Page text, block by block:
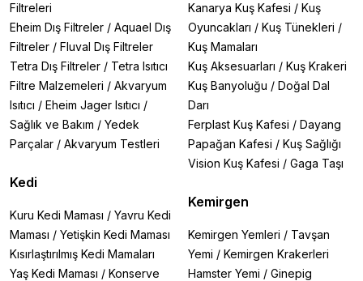
Filtreleri
Eheim Dış Filtreler / Aquael Dış
Filtreler / Fluval Dış Filtreler
Tetra Dış Filtreler / Tetra Isıtıcı
Filtre Malzemeleri / Akvaryum
Isıtıcı / Eheim Jager Isıtıcı /
Sağlık ve Bakım / Yedek
Parçalar / Akvaryum Testleri
Kedi
Kuru Kedi Maması / Yavru Kedi
Maması / Yetişkin Kedi Maması
Kısırlaştırılmış Kedi Mamaları
Yaş Kedi Maması / Konserve
Kanarya Kuş Kafesi / Kuş
Oyuncakları / Kuş Tünekleri /
Kuş Mamaları
Kuş Aksesuarları / Kuş Krakeri
Kuş Banyoluğu / Doğal Dal
Darı
Ferplast Kuş Kafesi / Dayang
Papağan Kafesi / Kuş Sağlığı
Vision Kuş Kafesi / Gaga Taşı
Kemirgen
Kemirgen Yemleri / Tavşan
Yemi / Kemirgen Krakerleri
Hamster Yemi / Ginepig